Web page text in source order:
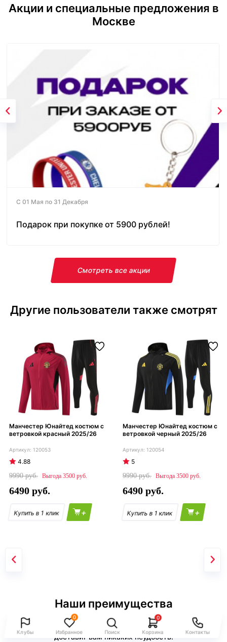
Клубы
0
Избранное Поиск
0
Корзина Контакты
Акции и специальные предложения в
Москве
С 01 Мая по 31 Декабря
Подарок при покупке от 5900 рублей!
Смотреть все акции
Другие пользователи также смотрят
Манчестер Юнайтед костюм с
ветровкой красный 2025/26
120053
4.88
9990
3500
6490
+
Манчестер Юнайтед костюм с
ветровкой черный 2025/26
120054
5
9990
3500
6490
+
Наши преимущества
Мы делаем все возможное, чтобы покупки у нас стали для
вас приятным и комфортным процессом, который не
доставит вам никаких неудобств.